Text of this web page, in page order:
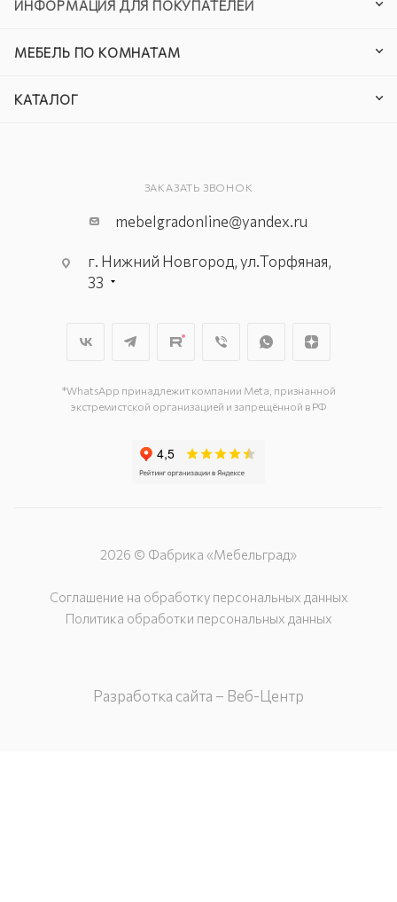
ИНФОРМАЦИЯ ДЛЯ ПОКУПАТЕЛЕЙ
МЕБЕЛЬ ПО КОМНАТАМ
КАТАЛОГ
ЗАКАЗАТЬ ЗВОНОК
mebelgradonline@yandex.ru
г. Нижний Новгород, ул.Торфяная,
33
*WhatsApp принадлежит компании Meta, признанной
экстремистской организацией и запрещённой в РФ
2026 © Фабрика «Мебельград»
Соглашение на обработку персональных данных
Политика обработки персональных данных
Разработка сайта – Веб-Центр